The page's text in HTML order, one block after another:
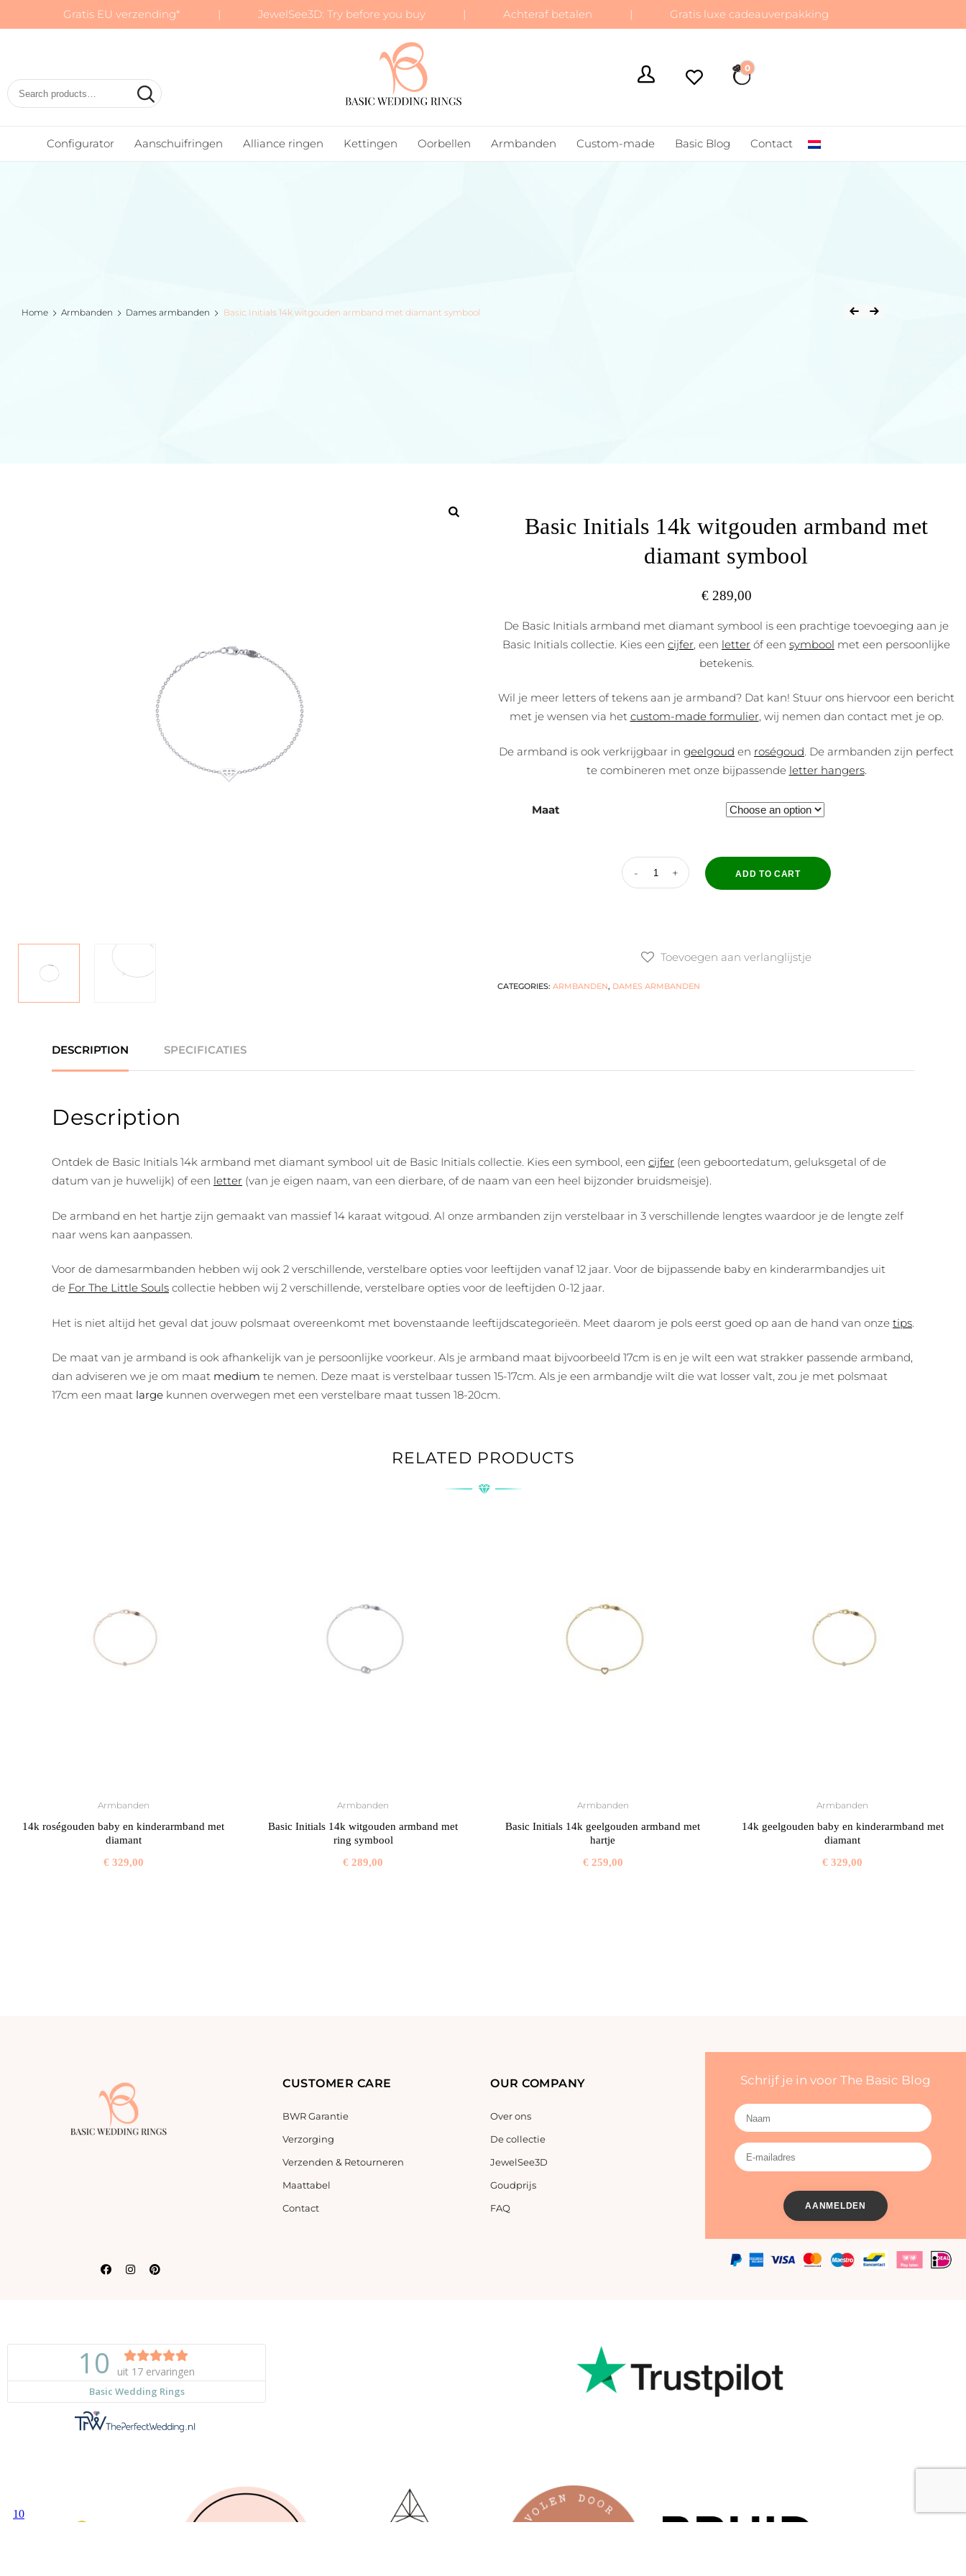
Gratis EU verzending* | JewelSee3D: Try before you buy | Achteraf betalen | Gratis luxe cadeauverpakking
€ 0,00
0
Configurator Aanschuifringen Alliance ringen Kettingen Oorbellen Armbanden Custom-made Basic Blog Contact
Home Armbanden Dames armbanden Basic Initials 14k witgouden armband met diamant symbool
Basic Initials 14k witgouden armband met
diamant symbool
€289,00
De Basic Initials armband met diamant symbool is een prachtige toevoeging aan je
Basic Initials collectie. Kies een cijfer, een letter óf een symbool met een persoonlijke
betekenis.
Wil je meer letters of tekens aan je armband? Dat kan! Stuur ons hiervoor een bericht
met je wensen via het custom-made formulier, wij nemen dan contact met je op.
De armband is ook verkrijgbaar in geelgoud en roségoud. De armbanden zijn perfect
te combineren met onze bijpassende letter hangers.
Maat
ADD TO CART
Toevoegen aan verlanglijstje
CATEGORIES: ARMBANDEN, DAMES ARMBANDEN
DESCRIPTION SPECIFICATIES
Description
Ontdek de Basic Initials 14k armband met diamant symbool uit de Basic Initials collectie. Kies een symbool, een cijfer (een geboortedatum, geluksgetal of de
datum van je huwelijk) of een letter (van je eigen naam, van een dierbare, of de naam van een heel bijzonder bruidsmeisje).
De armband en het hartje zijn gemaakt van massief 14 karaat witgoud. Al onze armbanden zijn verstelbaar in 3 verschillende lengtes waardoor je de lengte zelf
naar wens kan aanpassen.
Voor de damesarmbanden hebben wij ook 2 verschillende, verstelbare opties voor leeftijden vanaf 12 jaar. Voor de bijpassende baby en kinderarmbandjes uit
de For The Little Souls collectie hebben wij 2 verschillende, verstelbare opties voor de leeftijden 0-12 jaar.
Het is niet altijd het geval dat jouw polsmaat overeenkomt met bovenstaande leeftijdscategorieën. Meet daarom je pols eerst goed op aan de hand van onze tips.
De maat van je armband is ook afhankelijk van je persoonlijke voorkeur. Als je armband maat bijvoorbeeld 17cm is en je wilt een wat strakker passende armband,
dan adviseren we je om maat medium te nemen. Deze maat is verstelbaar tussen 15-17cm. Als je een armbandje wilt die wat losser valt, zou je met polsmaat
17cm een maat large kunnen overwegen met een verstelbare maat tussen 18-20cm.
RELATED PRODUCTS
Armbanden
14k roségouden baby en kinderarmband met
diamant
€329,00
Armbanden
Basic Initials 14k witgouden armband met
ring symbool
€ 289,00
Armbanden
Basic Initials 14k geelgouden armband met
hartje
€259,00
Armbanden
14k geelgouden baby en kinderarmband met
diamant
€ 329,00
CUSTOMER CARE
BWR Garantie
Verzorging
Verzenden & Retourneren
Maattabel
Contact
OUR COMPANY
Over ons
De collectie
JewelSee3D
Goudprijs
FAQ
Schrijf je in voor The Basic Blog